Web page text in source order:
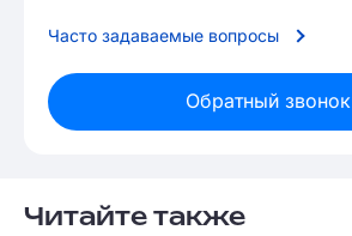
Часто задаваемые вопросы
Обратный звонок
Читайте также